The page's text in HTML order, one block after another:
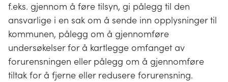
f.eks. gjennom å føre tilsyn, gi pålegg til den
ansvarlige i en sak om å sende inn opplysninger til
kommunen, pålegg om å gjennomføre
undersøkelser for å kartlegge omfanget av
forurensningen eller pålegg om å gjennomføre
tiltak for å fjerne eller redusere forurensning.